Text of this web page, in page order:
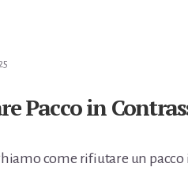
Pacco in
come rifiutare un